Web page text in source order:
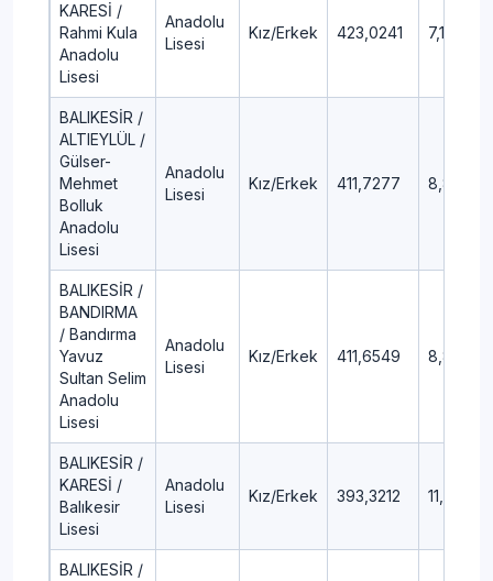
KARESİ /
Rahmi Kula
Anadolu
Lisesi
Anadolu
Lisesi
Kız/Erkek 423,0241 7,18
BALIKESİR /
ALTIEYLÜL /
Gülser-
Mehmet
Bolluk
Anadolu
Lisesi
Anadolu
Lisesi
Kız/Erkek 411,7277 8,86
BALIKESİR /
BANDIRMA
/ Bandırma
Yavuz
Sultan Selim
Anadolu
Lisesi
Anadolu
Lisesi
Kız/Erkek 411,6549 8,87
BALIKESİR /
KARESİ /
Balıkesir
Lisesi
Anadolu
Lisesi
Kız/Erkek 393,3212 11,85
BALIKESİR /